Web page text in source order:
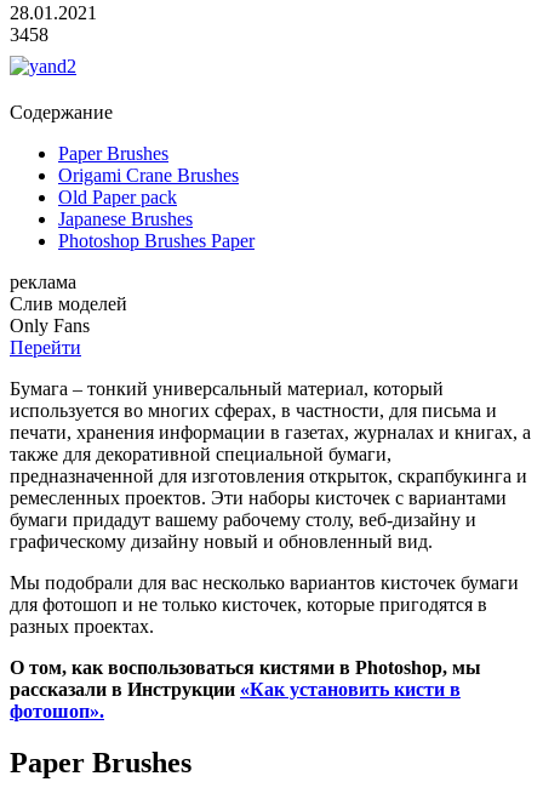
28.01.2021
3458
Содержание
Paper Brushes
Origami Crane Brushes
Old Paper pack
Japanese Brushes
Photoshop Brushes Paper
реклама
Слив моделей
Only Fans
Перейти
Бумага – тонкий универсальный материал, который
используется во многих сферах, в частности, для письма и
печати, хранения информации в газетах, журналах и книгах, а
также для декоративной специальной бумаги,
предназначенной для изготовления открыток, скрапбукинга и
ремесленных проектов. Эти наборы кисточек с вариантами
бумаги придадут вашему рабочему столу, веб-дизайну и
графическому дизайну новый и обновленный вид.
Мы подобрали для вас несколько вариантов кисточек бумаги
для фотошоп и не только кисточек, которые пригодятся в
разных проектах.
О том, как воспользоваться кистями в Photoshop, мы
рассказали в Инструкции «Как установить кисти в
фотошоп».
Paper Brushes